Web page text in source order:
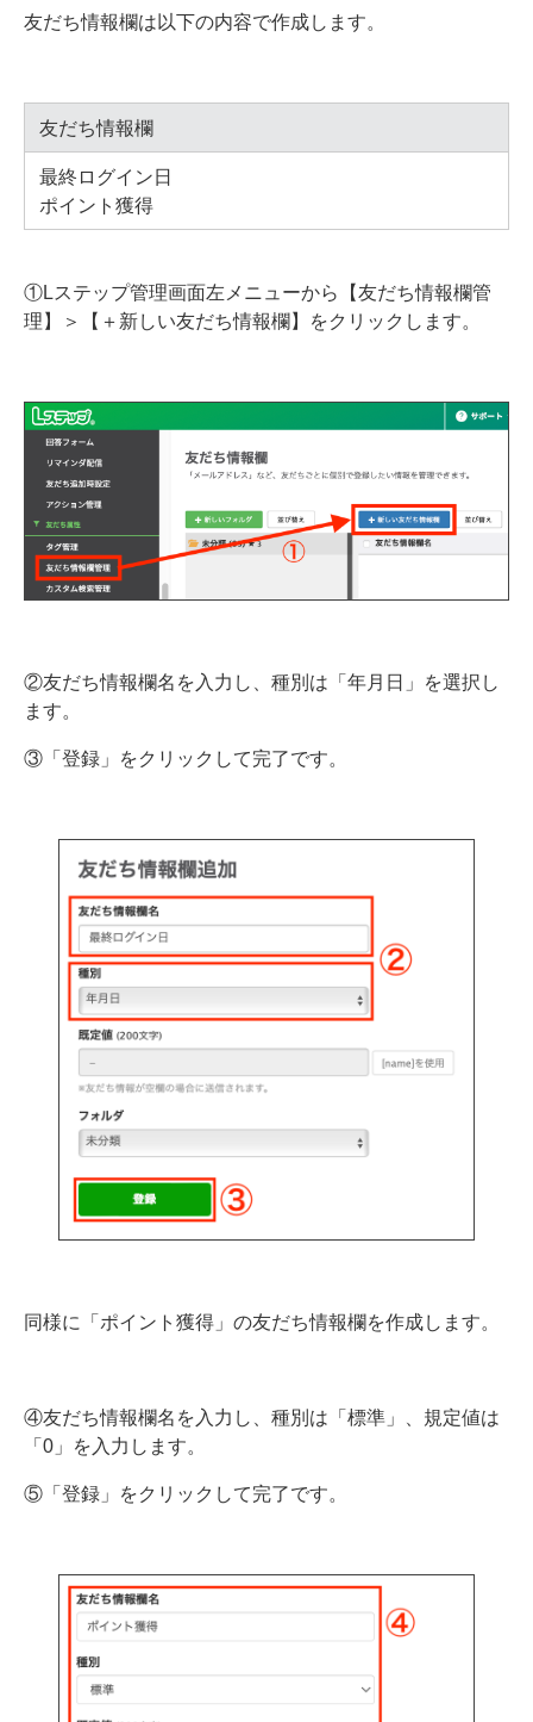
友だち情報欄は以下の内容で作成します。
友だち情報欄
最終ログイン日
ポイント獲得
①Lステップ管理画面左メニューから【友だち情報欄管
理】＞【＋新しい友だち情報欄】をクリックします。
②友だち情報欄名を入力し、種別は「年月日」を選択し
ます。
③「登録」をクリックして完了です。
同様に「ポイント獲得」の友だち情報欄を作成します。
④友だち情報欄名を入力し、種別は「標準」、規定値は
「0」を入力します。
⑤「登録」をクリックして完了です。